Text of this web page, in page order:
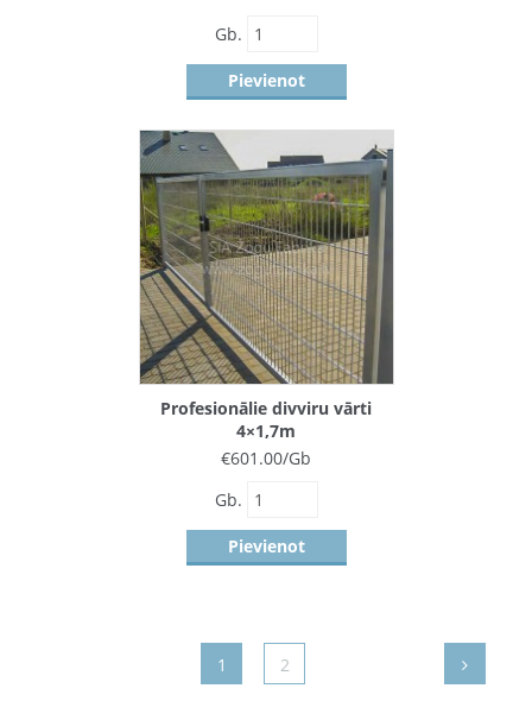
Gb.
Pievienot
Profesionālie divviru vārti
4×1,7m
€601.00/Gb
Gb.
Pievienot
1 2